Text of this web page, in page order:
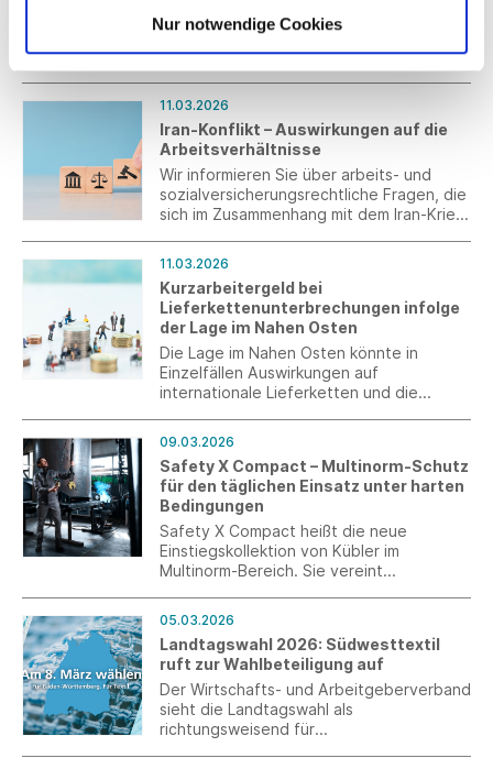
Nur notwendige Cookies
im Rahmen der Ökodesign-Verordnung
sowie des Digitalen Produktpasses (DPP)
beizutragen.
Südwesttextil fordert angesichts der
wirtschaftlichen Herausforderungen der
Textil- und Bekleidungsindustrie zügige
Koalitionsverhandlungen.
11.03.2026
Iran-Konflikt – Auswirkungen auf die
Arbeitsverhältnisse
Wir informieren Sie über arbeits- und
sozialversicherungsrechtliche Fragen, die
sich im Zusammenhang mit dem Iran-Krieg,
11.03.2026
Kurzarbeitergeld bei
Lieferkettenunterbrechungen infolge
der Lage im Nahen Osten
Die Lage im Nahen Osten könnte in
Einzelfällen Auswirkungen auf
internationale Lieferketten und die
Arbeitsausfälle nicht auszuschließen. Die
Arbeitsagentur informiert über das
Kurzarbeitergeld als bewährtes
Instrument.
09.03.2026
Safety X Compact – Multinorm-Schutz
für den täglichen Einsatz unter harten
Bedingungen
Safety X Compact heißt die neue
Einstiegskollektion von Kübler im
Multinorm-Bereich. Sie vereint
elektrostatische Aufladung und
thermische Auswirkungen eines
Störlichtbogens sowie leichten
Chemikalienschutz.
05.03.2026
Landtagswahl 2026: Südwesttextil
ruft zur Wahlbeteiligung auf
Der Wirtschafts- und Arbeitgeberverband
sieht die Landtagswahl als
richtungsweisend für